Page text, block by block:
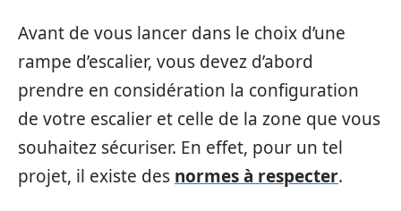
Avant de vous lancer dans le choix d’une
rampe d’escalier, vous devez d’abord
prendre en considération la configuration
de votre escalier et celle de la zone que vous
souhaitez sécuriser. En effet, pour un tel
projet, il existe des normes à respecter.